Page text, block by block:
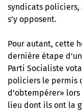
syndicats
s’y opposent.
Pour autant, cette
dernière étape
Parti Socialiste
policiers le permis
d’obtempérer»
lieu dont ils ont la